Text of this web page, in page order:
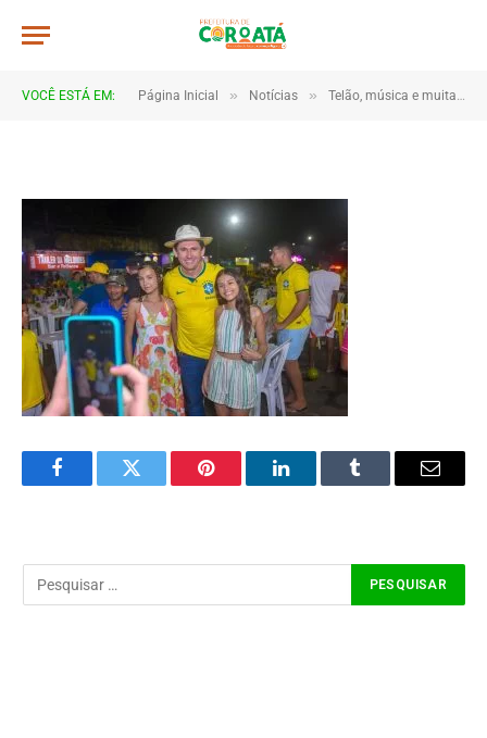
VOCÊ ESTÁ EM: Página Inicial » Notícias » Telão, música e muita torcida marcam estreia do Brasil em Coroatá
JWR_5332
FacebookTwitter Pinterest LinkedInTumblr Email